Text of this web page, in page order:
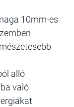
10mm-es
alló
való